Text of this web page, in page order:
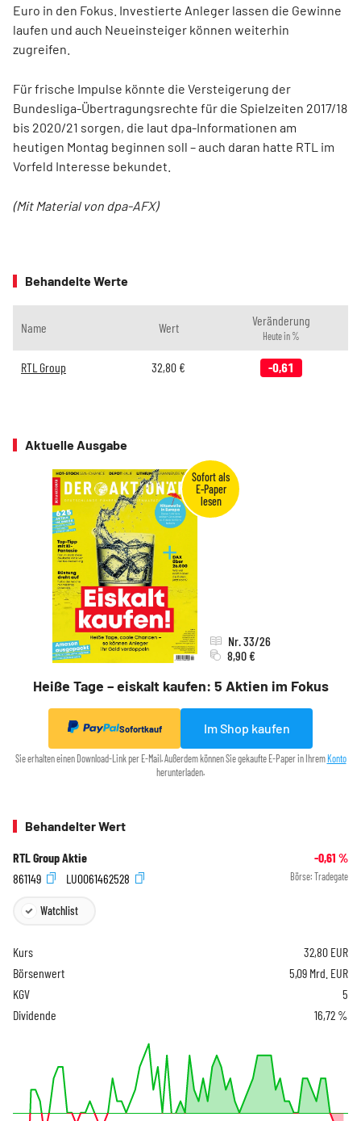
Euro in den Fokus. Investierte Anleger lassen die Gewinne
laufen und auch Neueinsteiger können weiterhin
zugreifen.
Für frische Impulse könnte die Versteigerung der
Bundesliga-Übertragungsrechte für die Spielzeiten 2017/18
bis 2020/21 sorgen, die laut dpa-Informationen am
heutigen Montag beginnen soll – auch daran hatte RTL im
Vorfeld Interesse bekundet.
(Mit Material von dpa-AFX)
Behandelte Werte
Name Wert Veränderung
Heute in %
RTL Group 32,80 € -0,61
Aktuelle Ausgabe
Heiße Tage – eiskalt kaufen: 5 Aktien im Fokus
Nr. 33/26
8,90 €
Sofortkauf Im Shop kaufen
Sie erhalten einen Download-Link per E-Mail. Außerdem können Sie gekaufte E-Paper in Ihrem Konto
herunterladen.
Behandelter Wert
RTL Group Aktie -0,61 %
861149
LU0061462528 Börse: Tradegate
Watchlist
Kurs 32,80 EUR
Börsenwert
5,09 Mrd. EUR
KGV
5
Dividende
16,72 %